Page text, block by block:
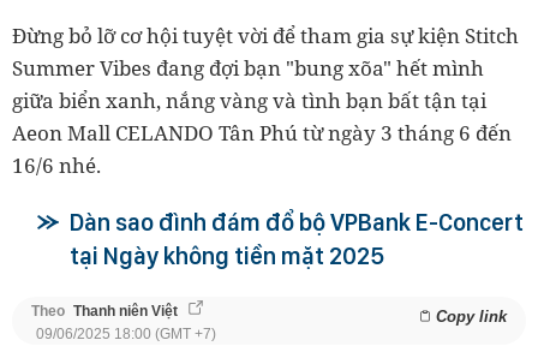
Đừng bỏ lỡ cơ hội tuyệt vời để tham gia sự kiện Stitch
Summer Vibes đang đợi bạn "bung xõa" hết mình
giữa biển xanh, nắng vàng và tình bạn bất tận tại
Aeon Mall CELANDO Tân Phú từ ngày 3 tháng 6 đến
16/6 nhé.
Dàn sao đình đám đổ bộ VPBank E-Concert
tại Ngày không tiền mặt 2025
Theo Thanh niên Việt Copy link
09/06/2025 18:00 (GMT +7)